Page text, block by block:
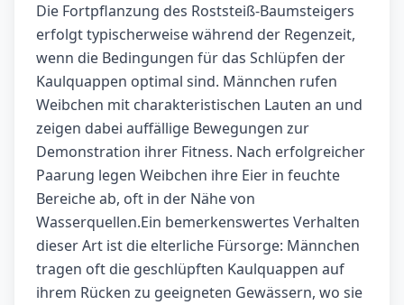
Die Fortpflanzung des Roststeiß-Baumsteigers
erfolgt typischerweise während der Regenzeit,
wenn die Bedingungen für das Schlüpfen der
Kaulquappen optimal sind. Männchen rufen
Weibchen mit charakteristischen Lauten an und
zeigen dabei auffällige Bewegungen zur
Demonstration ihrer Fitness. Nach erfolgreicher
Paarung legen Weibchen ihre Eier in feuchte
Bereiche ab, oft in der Nähe von
Wasserquellen.Ein bemerkenswertes Verhalten
dieser Art ist die elterliche Fürsorge: Männchen
tragen oft die geschlüpften Kaulquappen auf
ihrem Rücken zu geeigneten Gewässern, wo sie